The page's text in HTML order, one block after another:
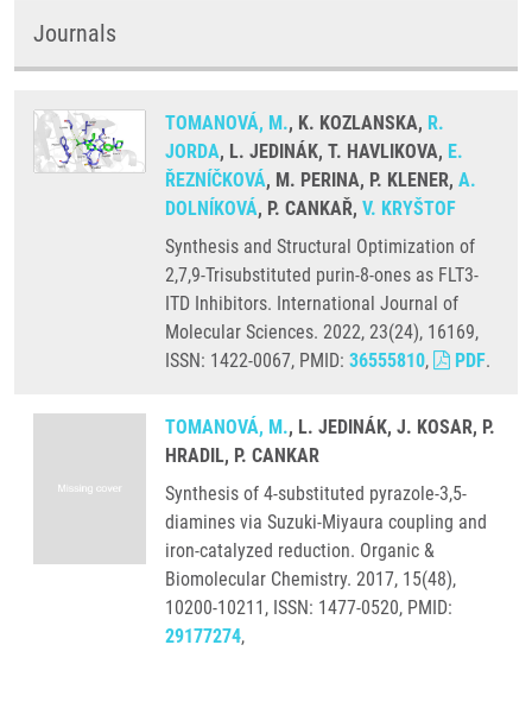
Journals
TOMANOVÁ, M., K. KOZLANSKA, R.
JORDA, L. JEDINÁK, T. HAVLIKOVA, E.
ŘEZNÍČKOVÁ, M. PERINA, P. KLENER, A.
DOLNÍKOVÁ, P. CANKAŘ, V. KRYŠTOF
Synthesis and Structural Optimization of
2,7,9-Trisubstituted purin-8-ones as FLT3-
ITD Inhibitors. International Journal of
Molecular Sciences. 2022, 23(24), 16169,
ISSN: 1422-0067, PMID: 36555810, PDF.
TOMANOVÁ, M., L. JEDINÁK, J. KOSAR, P.
HRADIL, P. CANKAR
Synthesis of 4-substituted pyrazole-3,5-
diamines via Suzuki-Miyaura coupling and
iron-catalyzed reduction. Organic &
Biomolecular Chemistry. 2017, 15(48),
10200-10211, ISSN: 1477-0520, PMID:
29177274,